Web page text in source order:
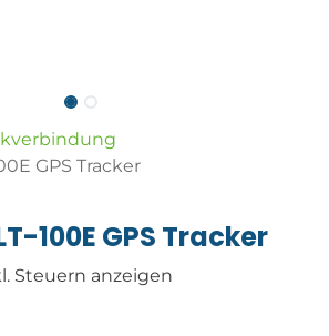
GPS Tracker
100E GPS Tracker
Steuern anzeigen